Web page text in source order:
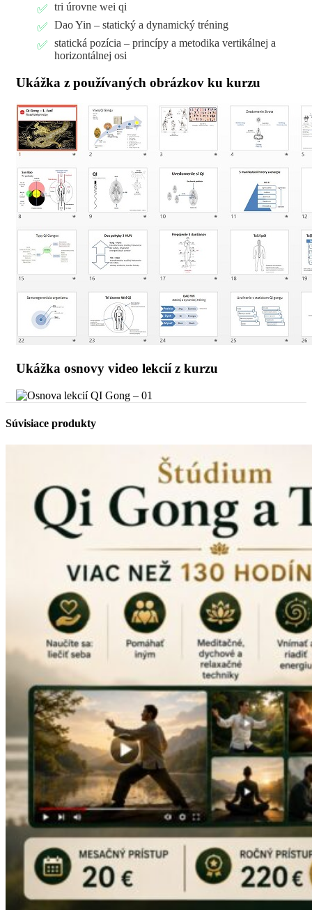
tri úrovne wei qi
Dao Yin – statický a dynamický tréning
statická pozícia – princípy a metodika vertikálnej a
horizontálnej osi
Ukážka z používaných obrázkov ku kurzu
Ukážka osnovy video lekcií z kurzu
Súvisiace produkty